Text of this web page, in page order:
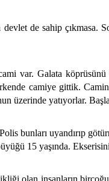
de sahip çıkmasa.
Galata köprüsünü
camiye gittik.
üzerinde yatıyorlar.
bunları uyandırıp
15 yaşında.
olan insanların